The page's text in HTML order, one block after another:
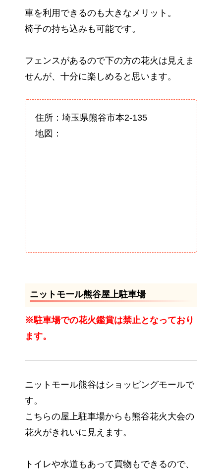
車を利用できるのも大きなメリット。
椅子の持ち込みも可能です。
フェンスがあるので下の方の花火は見えま
せんが、十分に楽しめると思います。
住所：埼玉県熊谷市本2-135
地図：
ニットモール熊谷屋上駐車場
※駐車場での花火鑑賞は禁止となっており
ます。
ニットモール熊谷はショッピングモールで
す。
こちらの屋上駐車場からも熊谷花火大会の
花火がきれいに見えます。
トイレや水道もあって買物もできるので、